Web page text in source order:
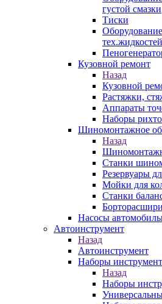
густой смазки
Тиски
тех.жидкостей
Кузовной ремонт
Назад
Кузовной
Растяжки,
Аппараты
Наборы
Шиномонтажное
Назад
Станки
Резервуары
Мойки для
Станки
Насосы
Автоинструмент
Назад
Автоинструмент
Наборы
Назад
Наборы